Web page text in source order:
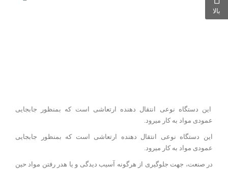
این دستگاه نوعی انتقال دهنده ارتعاشی است که بمنظور جابجایی
عمودی مواد به کار میرود.
این دستگاه نوعی انتقال دهنده ارتعاشی است که بمنظور جابجایی
عمودی مواد به کار میرود.
در صنعت، جهت جلوگیری از هرگونه آسیب دیدگی و یا هدر رفتن مواد حین
بالا